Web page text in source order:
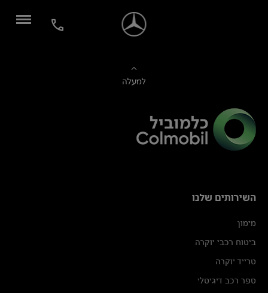
למעלה
השירותים שלנו
מימון
ביטוח רכבי יוקרה
טרייד יוקרה
ספר רכב דיגיטלי